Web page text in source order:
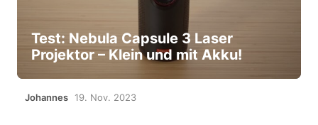
Test: Nebula Capsule 3 Laser
Projektor – Klein und mit Akku!
Johannes 19. Nov. 2023